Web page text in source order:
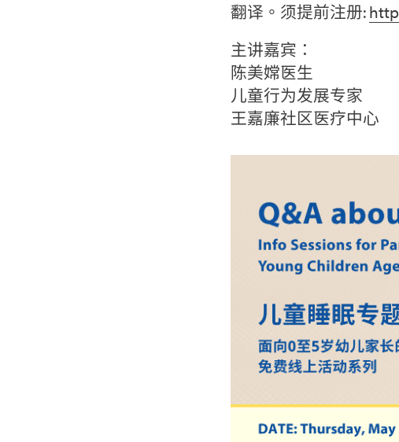
翻译。须提前注册:
主讲嘉宾：
陈美嫦医生
儿童行为发展专家
王嘉廉社区医疗中心